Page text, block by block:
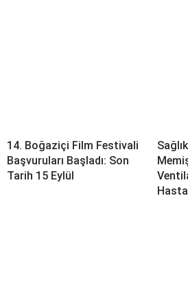
14. Boğaziçi Film Festivali
Başvuruları Başladı: Son
Tarih 15 Eylül